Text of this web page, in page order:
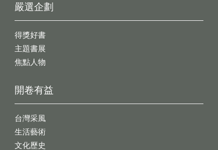
開卷有益
台灣采風
生活藝術
文化歷史
嚴選企劃
得獎好書
主題書展
焦點人物